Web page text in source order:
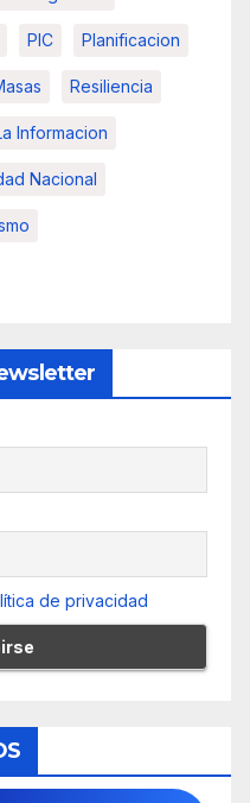
PIC Planificacion
Resiliencia
Informacion
Nacional
de privacidad